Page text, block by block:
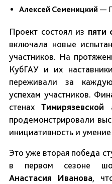
Алексей Семеницкий —
Проект состоял из пяти
включала новые
участников. На
КубГАУ и их
переживали за
успехам участников.
стенахТимирязевской
продемонстрировали
инициативность и
Это уже вторая победа
в первом сезоне
Анастасия Иванова,